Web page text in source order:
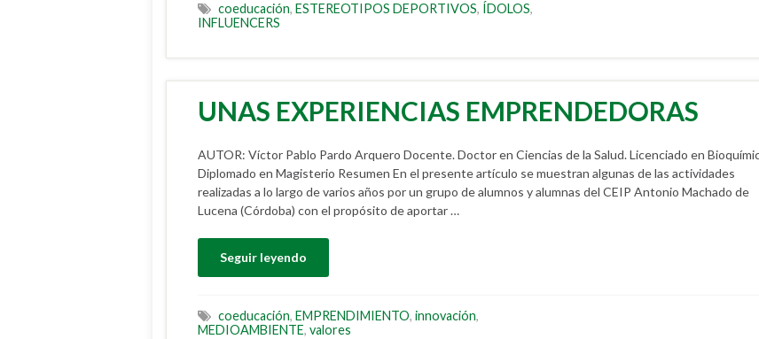
coeducación, ESTEREOTIPOS DEPORTIVOS, ÍDOLOS,
INFLUENCERS
UNAS EXPERIENCIAS EMPRENDEDORAS
AUTOR: Víctor Pablo Pardo Arquero Docente. Doctor en Ciencias de la Salud. Licenciado en
Diplomado en Magisterio Resumen En el presente artículo se muestran algunas de las actividades
realizadas a lo largo de varios años por un grupo de alumnos y alumnas del CEIP Antonio Machado de
Lucena (Córdoba) con el propósito de aportar …
Seguir leyendo
coeducación, EMPRENDIMIENTO, innovación,
MEDIOAMBIENTE, valores